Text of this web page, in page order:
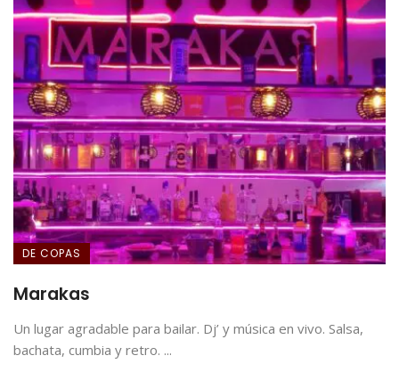
DE COPAS
Marakas
Un lugar agradable para bailar. Dj’ y música en vivo. Salsa,
bachata, cumbia y retro. ...